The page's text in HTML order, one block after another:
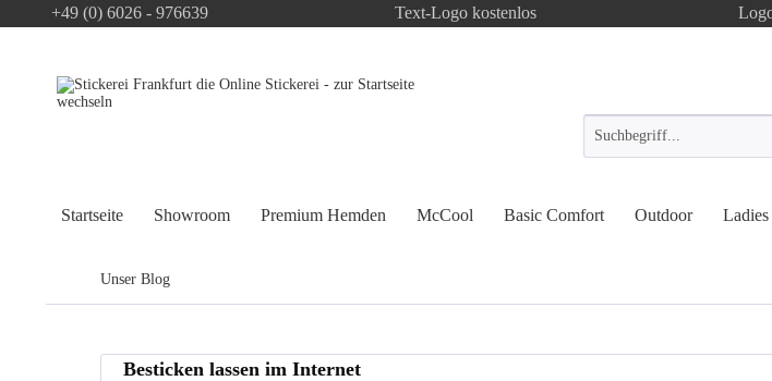
+49 (0) 6026 - 976639 Text-Logo kostenlos
Startseite Showroom Premium Hemden McCool Basic Comfort Outdoor
Unser Blog
Besticken lassen im Internet